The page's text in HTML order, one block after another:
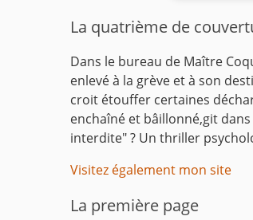
La quatrième de
Dans le bureau de Maître
enlevé à la grève et à son
croit étouffer certaines
enchaîné et bâillonné,git dans
interdite" ? Un thriller
Visitez également mon site
La première page